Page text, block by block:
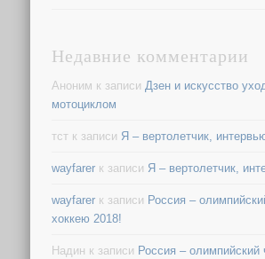
Недавние комментарии
Аноним к записиДзен и искусство
мотоциклом
тст к записи Я – вертолетчик,
wayfarer к записи Я – вертолетчик,
wayfarer к записи Россия –
хоккею 2018!
Надин к записи Россия – олимпийский